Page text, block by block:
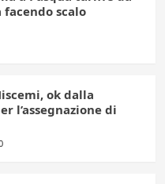
scalo
ok dalla
l’assegnazione di